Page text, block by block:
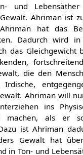
und
Ahriman ist
hat das
Dadurch wird
das Gleichgewicht
die den
Ahriman will
ins
machen, als er
ist Ahriman
Gewalt hat
in Ton- und